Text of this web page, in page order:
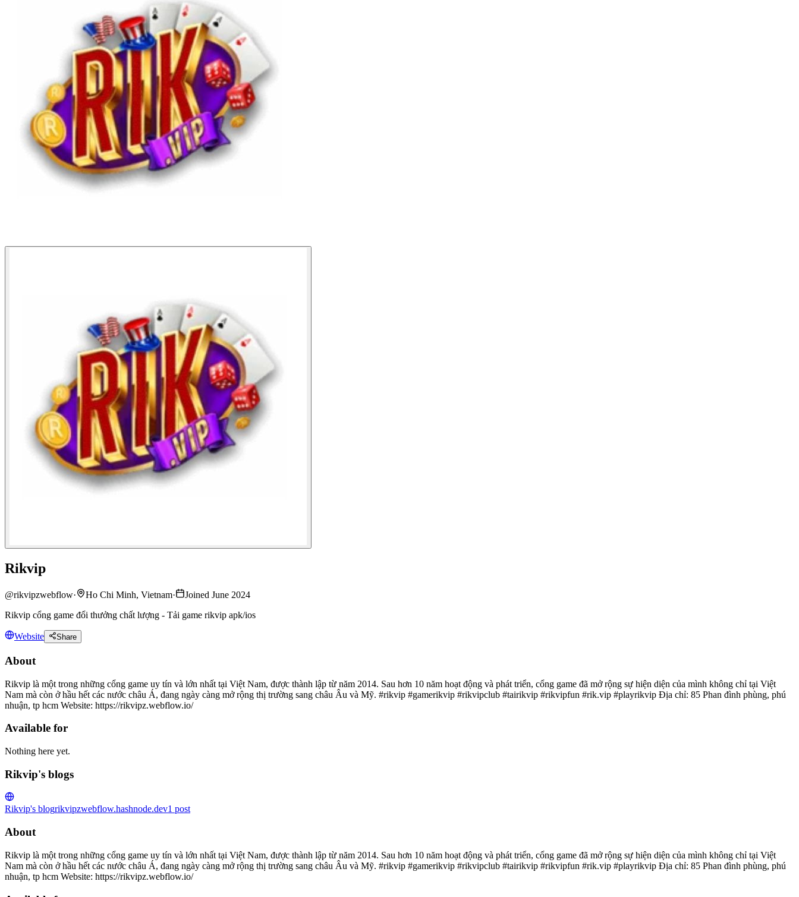
Rikvip
@rikvipzwebflow· Ho Chi Minh, Vietnam·
Joined June 2024
Rikvip cổng game đổi thưởng chất lượng - Tải game rikvip apk/ios
Website Share
About
Rikvip là một trong những cổng game uy tín và lớn nhất tại Việt Nam, được thành lập từ năm 2014. Sau hơn 10 năm hoạt động và phát triển, cổng game đã mở rộng sự hiện diện của mình không chỉ tại Việt
Nam mà còn ở hầu hết các nước châu Á, đang ngày càng mở rộng thị trường sang châu Âu và Mỹ. #rikvip #gamerikvip #rikvipclub #tairikvip #rikvipfun #rik.vip #playrikvip Địa chỉ: 85 Phan đình phùng, phú
nhuận, tp hcm Website: https://rikvipz.webflow.io/
Available for
Nothing here yet.
Rikvip's blogs
Rikvip's blogrikvipzwebflow.hashnode.dev1 post
About
Rikvip là một trong những cổng game uy tín và lớn nhất tại Việt Nam, được thành lập từ năm 2014. Sau hơn 10 năm hoạt động và phát triển, cổng game đã mở rộng sự hiện diện của mình không chỉ tại Việt
Nam mà còn ở hầu hết các nước châu Á, đang ngày càng mở rộng thị trường sang châu Âu và Mỹ. #rikvip #gamerikvip #rikvipclub #tairikvip #rikvipfun #rik.vip #playrikvip Địa chỉ: 85 Phan đình phùng, phú
nhuận, tp hcm Website: https://rikvipz.webflow.io/